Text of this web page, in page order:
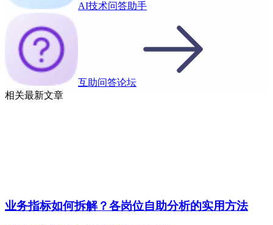
AI技术问答助手
互助问答论坛
相关最新文章
业务指标如何拆解？各岗位自助分析的实用方法